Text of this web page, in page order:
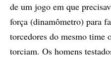
de um jogo em que
força (dinamômetro) para
torcedores do mesmo time
torciam. Os homens